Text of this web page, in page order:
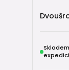
expedici